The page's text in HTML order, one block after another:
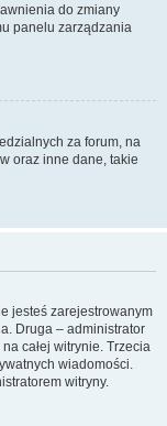
do zmiany
panelu zarządzania
za forum, na
oraz inne dane, takie
jesteś zarejestrowanym
Druga – administrator
całej witrynie. Trzecia
wiadomości.
witryny.